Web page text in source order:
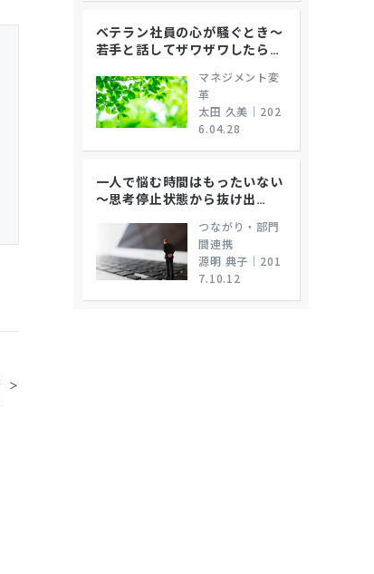
ベテラン社員の心が騒ぐとき～
若手と話してザワザワしたら …
マネジメント変
革
太田 久美 ｜ 202
6.04.28
一人で悩む時間はもったいない
～思考停止状態から抜け出…
つながり・部門
間連携
源明 典子 ｜ 201
7.10.12